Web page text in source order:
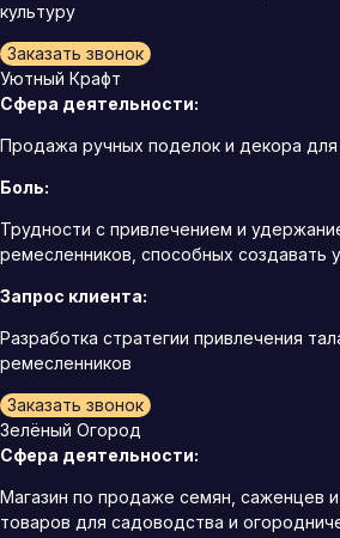
культуру
Заказать звонок
Уютный Крафт
Сфера деятельности:
Продажа ручных поделок и декора
Боль:
Трудности с привлечением и
ремесленников, способных создавать
Запрос клиента:
Разработка стратегии привлечения
ремесленников
Заказать звонок
Зелёный Огород
Сфера деятельности:
Магазин по продаже семян, саженцев
товаров для садоводства и